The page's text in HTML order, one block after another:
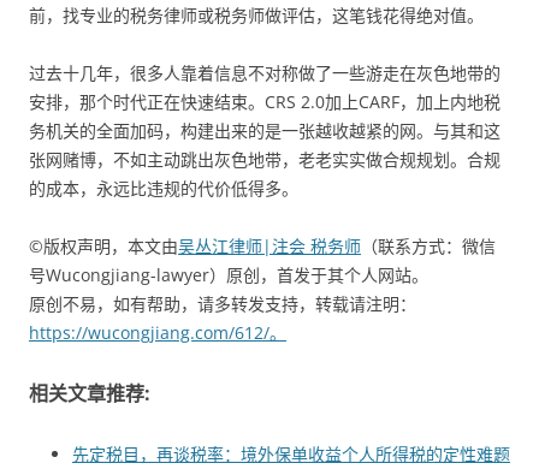
前，找专业的税务律师或税务师做评估，这笔钱花得绝对值。
过去十几年，很多人靠着信息不对称做了一些游走在灰色地带的
安排，那个时代正在快速结束。CRS 2.0加上CARF，加上内地税
务机关的全面加码，构建出来的是一张越收越紧的网。与其和这
张网赌博，不如主动跳出灰色地带，老老实实做合规规划。合规
的成本，永远比违规的代价低得多。
©版权声明，本文由吴丛江律师|注会 税务师 （联系方式：微信
号Wucongjiang-lawyer）原创，首发于其个人网站。
原创不易，如有帮助，请多转发支持，转载请注明：
https://wucongjiang.com/612/。
相关文章推荐:
先定税目，再谈税率：境外保单收益个人所得税的定性难题